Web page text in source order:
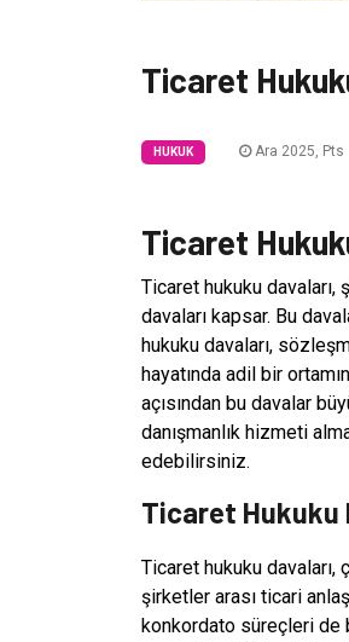
Ticaret
HUKUK Ara 2025, Pts
Ticaret
Ticaret hukuku davaları,
davaları kapsar. Bu
hukuku davaları,
hayatında adil bir
açısından bu davalar
danışmanlık hizmeti
edebilirsiniz.
Ticaret Hukuku
Ticaret hukuku davaları,
şirketler arası ticari
konkordato süreçleri de